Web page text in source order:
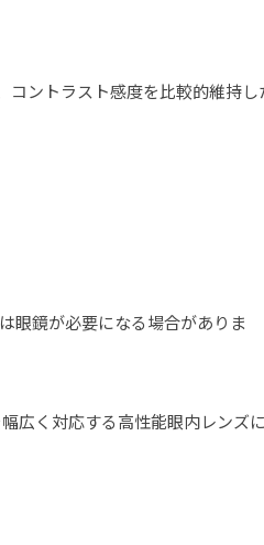
コントラスト感度を比較的維持し
眼鏡が必要になる場合がありま
広く対応する高性能眼内レンズ